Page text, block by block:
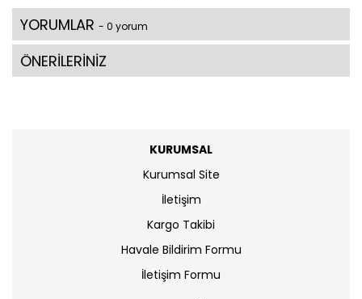
YORUMLAR - 0 yorum
ÖNERİLERİNİZ
KURUMSAL
Kurumsal Site
İletişim
Kargo Takibi
Havale Bildirim Formu
İletişim Formu